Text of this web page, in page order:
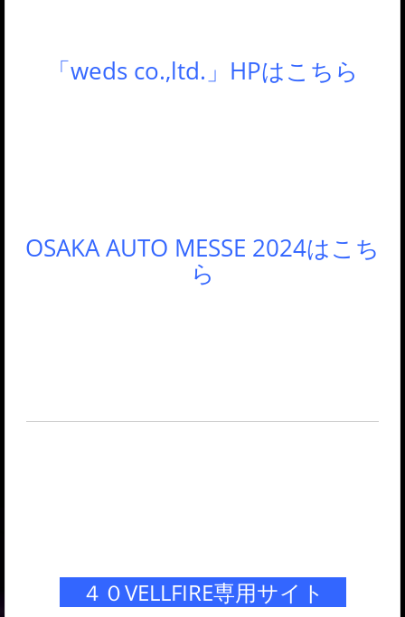
「weds co.,ltd.」HPはこちら
OSAKA AUTO MESSE 2024はこち
ら
４０VELLFIRE専用サイト